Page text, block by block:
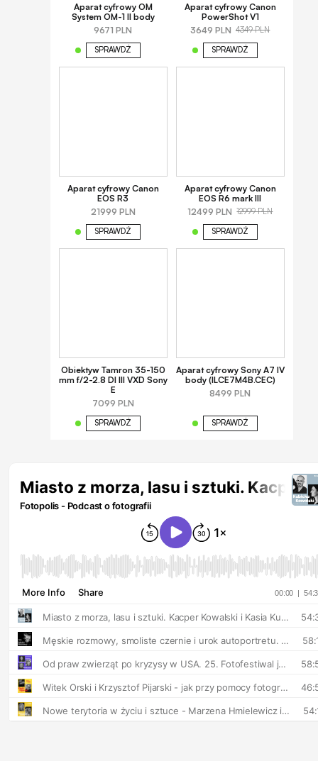
Aparat cyfrowy OM
System OM-1 II body
9671 PLN
SPRAWDŹ
Aparat cyfrowy Canon
PowerShot V1
3649 PLN 4349 PLN
SPRAWDŹ
Aparat cyfrowy Canon
EOS R3
21999 PLN
SPRAWDŹ
Aparat cyfrowy Canon
EOS R6 mark III
12499 PLN 12999 PLN
SPRAWDŹ
Obiektyw Tamron 35-150
mm f/2-2.8 DI III VXD Sony
E
7099 PLN
SPRAWDŹ
Aparat cyfrowy Sony A7 IV
body (ILCE7M4B.CEC)
8499 PLN
SPRAWDŹ